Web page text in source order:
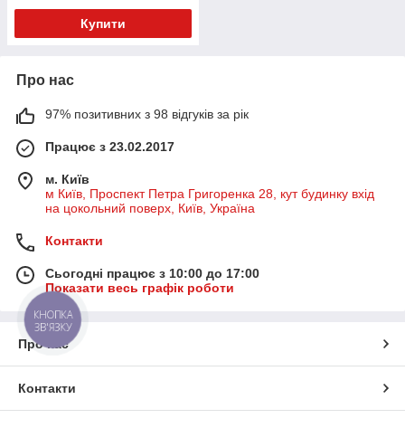
Купити
Про нас
97% позитивних з 98 відгуків за рік
Працює з 23.02.2017
м. Київ
м Київ, Проспект Петра Григоренка 28, кут будинку вхід
на цокольний поверх, Київ, Україна
Контакти
Сьогодні працює з 10:00 до 17:00
Показати весь графік роботи
Про нас
Контакти
КНОПКА
ЗВ'ЯЗКУ